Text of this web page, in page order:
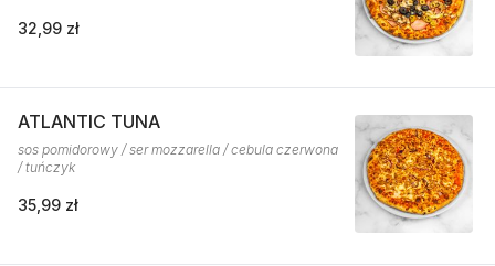
32,99 zł
ATLANTIC TUNA
sos pomidorowy / ser mozzarella / cebula czerwona
/ tuńczyk
35,99 zł